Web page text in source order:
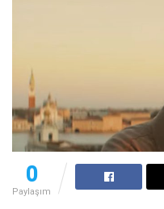
0
Paylaşım